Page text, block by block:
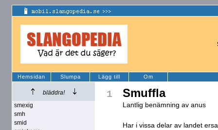
Hemsidan Slumpa Lägg till Om
bläddra!
smexig
smh
smid
1 Smuffla
Lantlig benämning av anus
Har i vissa delar av landet